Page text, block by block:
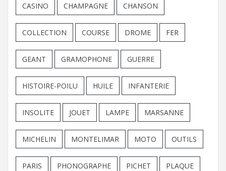
CASINO CHAMPAGNE CHANSON
COLLECTION COURSE DROME FER
GEANT GRAMOPHONE GUERRE
HISTOIRE-POILU HUILE INFANTERIE
INSOLITE JOUET LAMPE MARSANNE
MICHELIN MONTELIMAR MOTO OUTILS
PARIS PHONOGRAPHE PICHET PLAQUE